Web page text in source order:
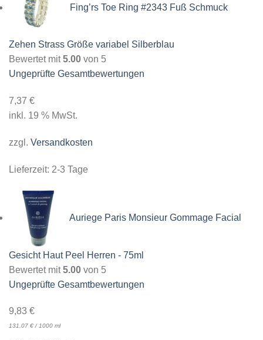
Fing’rs Toe Ring #2343 Fuß Schmuck
Zehen Strass Größe variabel Silberblau
Bewertet mit5.00 von 5
Ungeprüfte Gesamtbewertungen
7,37 €
inkl. 19 % MwSt.
zzgl. Versandkosten
Lieferzeit: 2-3 Tage
Auriege Paris Monsieur Gommage Facial
Gesicht Haut Peel Herren - 75ml
Bewertet mit5.00 von 5
Ungeprüfte Gesamtbewertungen
9,83 €
131,07 €/1000 ml